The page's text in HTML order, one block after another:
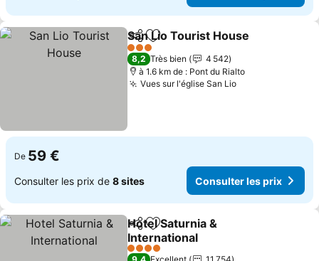
PartagerAjouter à mes favoris
San Lio Tourist House
3 Étoiles
8,2 Très bien
4 542
à 1.6 km de : Pont du Rialto
Vues sur l'église San LioConsulter les
De 59 €
Consulter les prix de 8 sites Consulter les prix
PartagerAjouter à mes favoris
Hotel Saturnia &
International
Consulter les prix
4 Étoiles